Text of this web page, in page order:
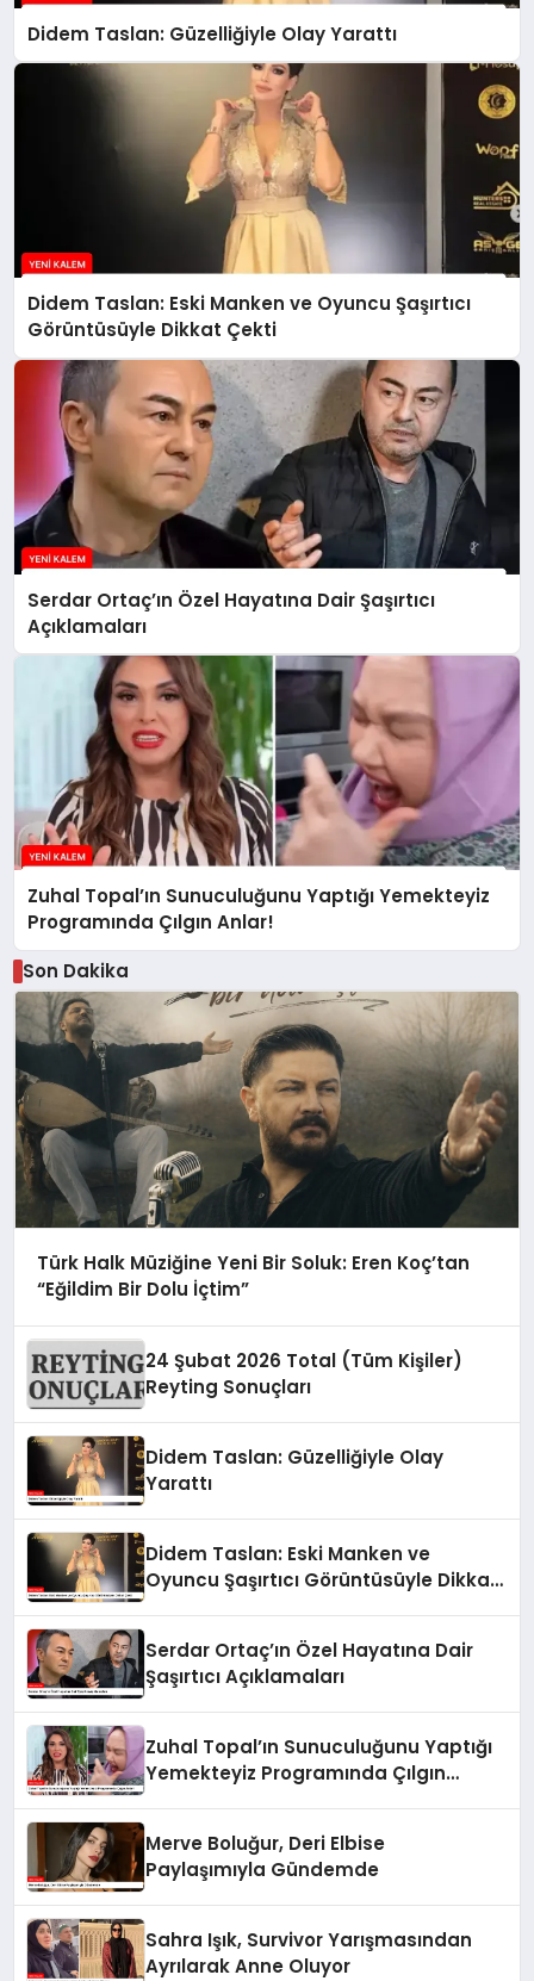
Didem Taslan: Güzelliğiyle Olay Yarattı
Didem Taslan: Eski Manken ve Oyuncu Şaşırtıcı
Görüntüsüyle Dikkat Çekti
Serdar Ortaç’ın Özel Hayatına Dair Şaşırtıcı
Açıklamaları
Zuhal Topal’ın Sunuculuğunu Yaptığı Yemekteyiz
Programında Çılgın Anlar!
Son Dakika
Türk Halk Müziğine Yeni Bir Soluk: Eren Koç’tan
“Eğildim Bir Dolu İçtim”
24 Şubat 2026 Total (Tüm Kişiler)
Reyting Sonuçları
Didem Taslan: Güzelliğiyle Olay
Yarattı
Didem Taslan: Eski Manken ve
Oyuncu Şaşırtıcı Görüntüsüyle Dikkat
Serdar Ortaç’ın Özel Hayatına Dair
Şaşırtıcı Açıklamaları
Zuhal Topal’ın Sunuculuğunu Yaptığı
Yemekteyiz Programında Çılgın
Merve Boluğur, Deri Elbise
Paylaşımıyla Gündemde
Sahra Işık, Survivor Yarışmasından
Ayrılarak Anne Oluyor